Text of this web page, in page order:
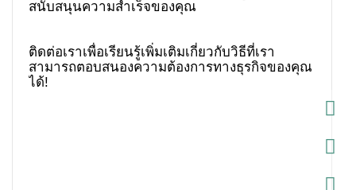
ติดต่อเราเพื่อเรียนรู้เพิ่มเติมเกี่ยวกับวิธีที่เรา
สามารถตอบสนองความต้องการทางธุรกิจของคุณ
ได้!